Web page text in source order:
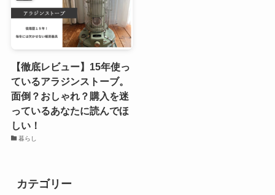
【徹底レビュー】15年使っ
ているアラジンストーブ。
面倒？おしゃれ？購入を迷
っているあなたに読んでほ
しい！
暮らし
カテゴリー